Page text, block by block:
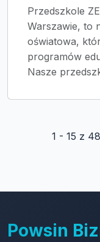
Przedszkole
Warszawie, to
oświatowa,
programów
Nasze
1 - 15 z
Powsin